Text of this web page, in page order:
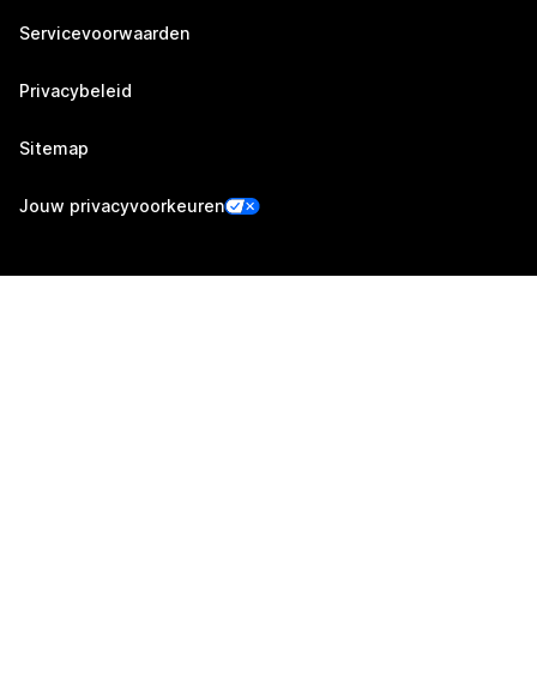
Servicevoorwaarden
Privacybeleid
Sitemap
Jouw privacyvoorkeuren